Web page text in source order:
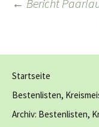
← Bericht
Startseite
Bestenlisten,
Archiv: Bestenlisten,